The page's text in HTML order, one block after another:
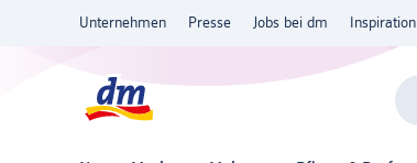
Unternehmen Presse Jobs bei dm Inspiration